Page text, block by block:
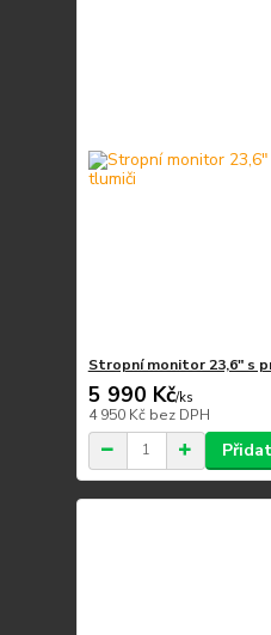
Stropní monitor 23,6" s
5 990 Kč/ks
4 950 Kč bez DPH